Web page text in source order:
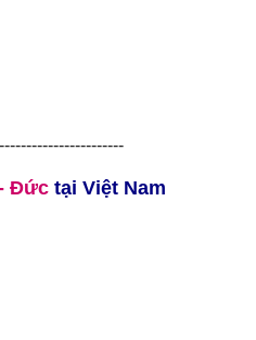
Đức tại Việt Nam